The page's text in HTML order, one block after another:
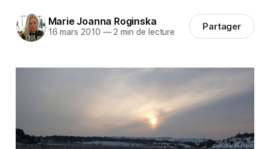
Marie Joanna Roginska
16 mars 2010 —2 min de lecture Partager